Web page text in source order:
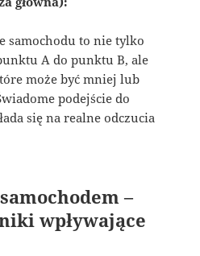
samochodu to nie tylko
A do punktu B, ale
może być mniej lub
podejście do
się na realne odczucia
–
wpływające